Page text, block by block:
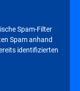
Spam-Filter
Spam anhand
identifizierten